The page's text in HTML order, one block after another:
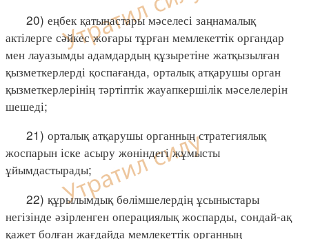
20) еңбек қатынастары мәселесі заңнамалық
актілерге сәйкес жоғары тұрған мемлекеттік органдар
мен лауазымды адамдардың құзыретіне жатқызылған
қызметкерлерді қоспағанда, орталық атқарушы орган
қызметкерлерінің тәртіптік жауапкершілік мәселелерін
шешеді;
21) орталық атқарушы органның стратегиялық
жоспарын іске асыру жөніндегі жұмысты
ұйымдастырады;
22) құрылымдық бөлімшелердің ұсыныстары
негізінде әзірленген операциялық жоспарды, сондай-ақ
қажет болған жағдайда мемлекеттік органның